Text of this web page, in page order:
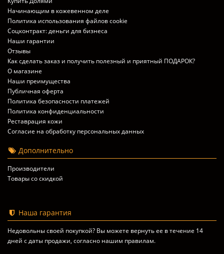
Начинающим в кожевенном деле
Политика использования файлов cookie
Соцконтракт: деньги для бизнеса
Наши гарантии
Отзывы
Как сделать заказ и получить полезный и приятный ПОДАРОК?
О магазине
Наши преимущества
Публичная оферта
Политика безопасности платежей
Политика конфиденциальности
Реставрация кожи
Согласие на обработку персональных данных
Дополнительно
Производители
Товары со скидкой
Наша гарантия
Недовольны своей покупкой? Вы можете вернуть ее в течение 14
дней с даты продажи, согласно нашим правилам.